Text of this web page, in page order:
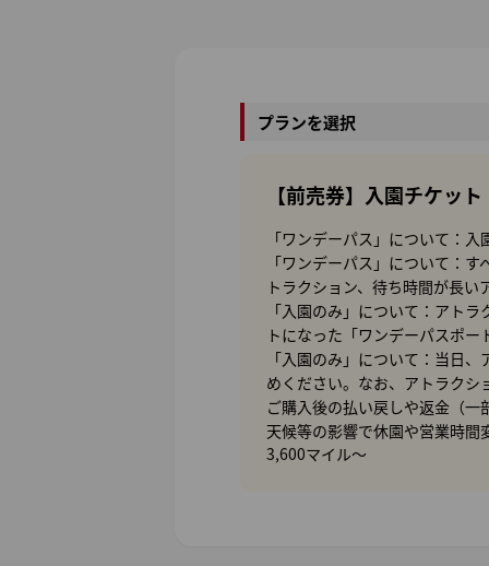
プランを選択
【前売券】入園チケッ
「ワンデーパス」について：
「ワンデーパス」について：
トラクション、待ち時間が長
「入園のみ」について：アト
トになった「ワンデーパスポ
「入園のみ」について：当日
めください。なお、アトラク
ご購入後の払い戻しや返金（
天候等の影響で休園や営業時間
3,600マイル～